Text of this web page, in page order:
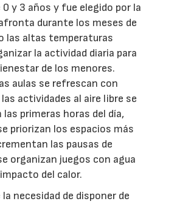
y 3 años y fue elegido por la
durante los meses de
las altas temperaturas
la actividad diaria para
de los menores.
aulas se refrescan con
actividades al aire libre se
primeras horas del día,
priorizan los espacios más
las pausas de
organizan juegos con agua
del calor.
necesidad de disponer de